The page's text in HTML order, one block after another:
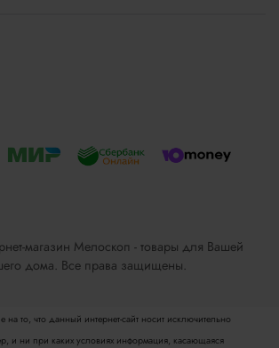
магазин Мелоскоп - товары для Вашей
дома. Все права защищены.
то, что данный интернет-сайт носит исключительно
и ни при каких условиях информация, касающаяся